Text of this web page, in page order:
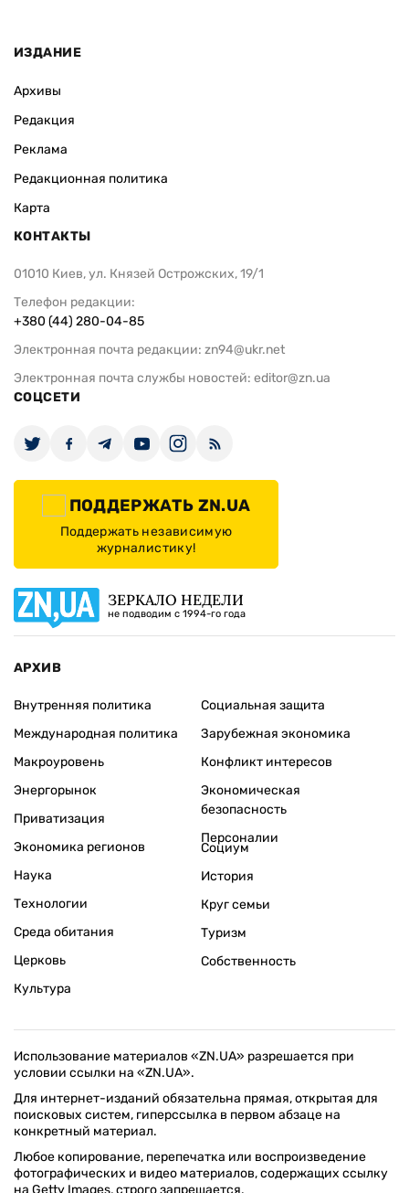
ИЗДАНИЕ
Архивы
Редакция
Реклама
Редакционная политика
Карта
КОНТАКТЫ
01010 Киев, ул. Князей Острожских, 19/1
Телефон редакции:
+380 (44) 280-04-85
Электронная почта редакции: zn94@ukr.net
Электронная почта службы новостей: editor@zn.ua
СОЦСЕТИ
ПОДДЕРЖАТЬ ZN.UA
Поддержать независимую
журналистику!
ЗЕРКАЛО НЕДЕЛИ
не подводим с 1994-го года
АРХИВ
Внутренняя политика
Международная политика
Макроуровень
Энергорынок
Приватизация
Экономика регионов
Социальная защита
Зарубежная экономика
Конфликт интересов
Экономическая
безопасность
Персоналии
Наука
Технологии
Среда обитания
Церковь
Культура
Социум
История
Круг семьи
Туризм
Собственность
Использование материалов «ZN.UA» разрешается при
условии ссылки на «ZN.UA».
Для интернет-изданий обязательна прямая, открытая для
поисковых систем, гиперссылка в первом абзаце на
конкретный материал.
Любое копирование, перепечатка или воспроизведение
фотографических и видео материалов, содержащих ссылку
на Getty Images, строго запрещается.